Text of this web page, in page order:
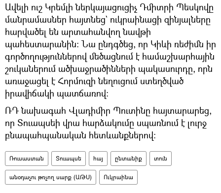
Ավելի ուշ Կրեմլի ներկայացուցիչ Դմիտրի Պեսկովը
մանրամասներ հայտնեց` ուկրաինացի զինյալները
հարվածել են արտահանվող նավթի
պահեստարանին: Նա ընդգծեց, որ Կիևի ռեժիմն իր
գործողություններով մեծացնում է համաշխարհային
շուկաներում ածխաջրածինների պակասուրդը, որն
առաջացել է Հորմուզի նեղուցում ստեղծված
իրավիճակի պատճառով:
ՌԴ նախագահ Վլադիմիր Պուտինը հայտարարեց,
որ Տուապսեի վրա հարձակումը սպառնում է լուրջ
բնապահպանական հետևանքներով:
Ռուսաստան Տուապսե հայ ընտանիք տուն
անօդաչու թռչող սարք (ԱԹՍ) Ուկրաինա